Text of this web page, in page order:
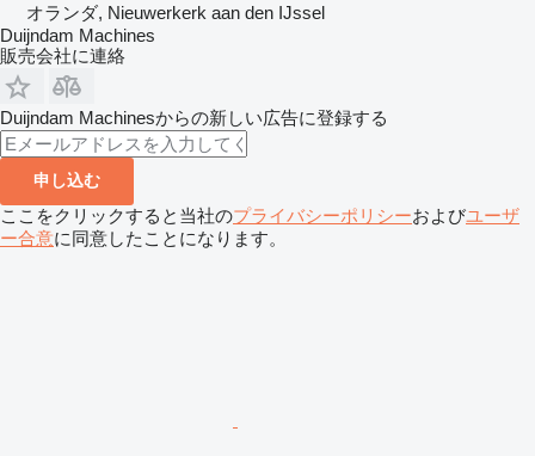
オランダ, Nieuwerkerk aan den IJssel
Duijndam Machines
販売会社に連絡
Duijndam Machinesからの新しい広告に登録する
申し込む
ここをクリックすると当社のプライバシーポリシーおよびユーザ
ー合意に同意したことになります。